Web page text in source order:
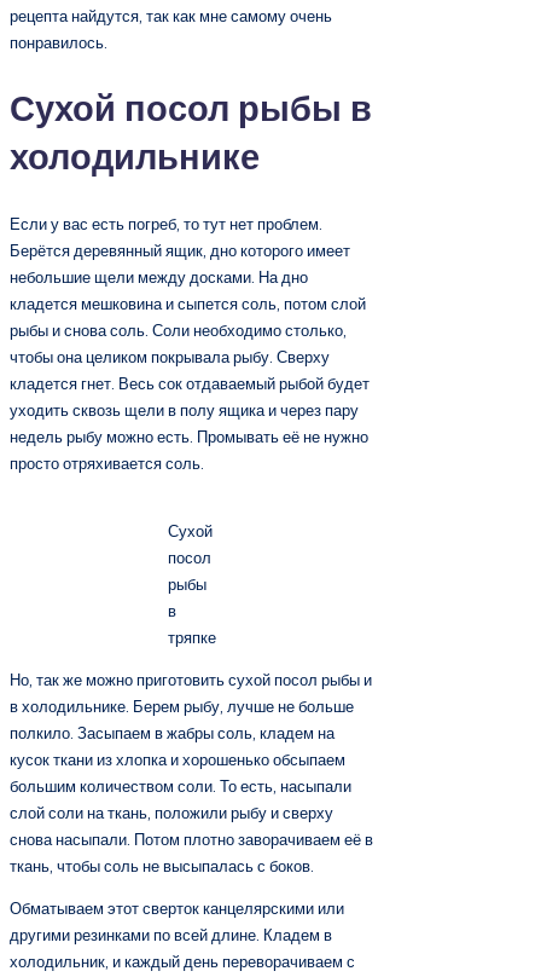
рецепта найдутся, так как мне самому очень
понравилось.
Сухой посол рыбы в
холодильнике
Если у вас есть погреб, то тут нет проблем.
Берётся деревянный ящик, дно которого имеет
небольшие щели между досками. На дно
кладется мешковина и сыпется соль, потом слой
рыбы и снова соль. Соли необходимо столько,
чтобы она целиком покрывала рыбу. Сверху
кладется гнет. Весь сок отдаваемый рыбой будет
уходить сквозь щели в полу ящика и через пару
недель рыбу можно есть. Промывать её не нужно
просто отряхивается соль.
Сухой
посол
рыбы
в
тряпке
Но, так же можно приготовить сухой посол рыбы и
в холодильнике. Берем рыбу, лучше не больше
полкило. Засыпаем в жабры соль, кладем на
кусок ткани из хлопка и хорошенько обсыпаем
большим количеством соли. То есть, насыпали
слой соли на ткань, положили рыбу и сверху
снова насыпали. Потом плотно заворачиваем её в
ткань, чтобы соль не высыпалась с боков.
Обматываем этот сверток канцелярскими или
другими резинками по всей длине. Кладем в
холодильник, и каждый день переворачиваем с